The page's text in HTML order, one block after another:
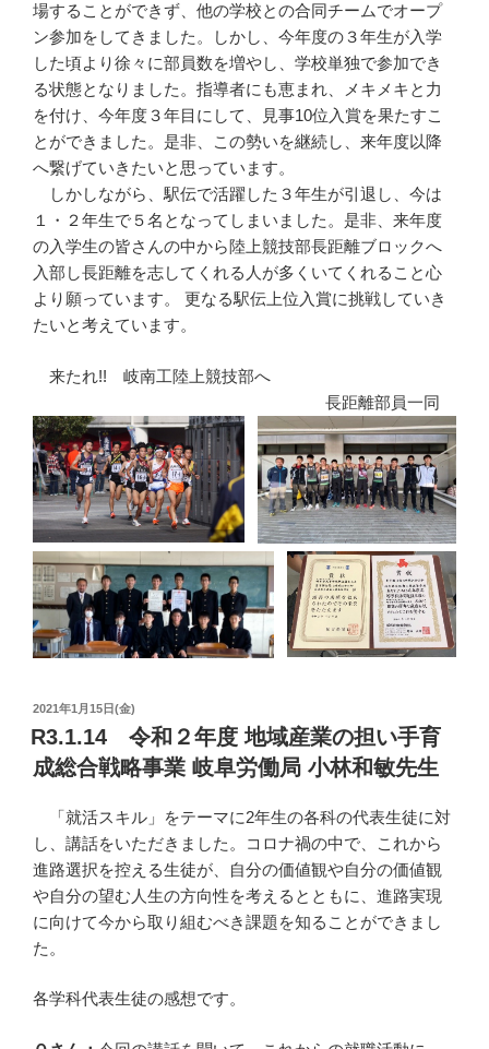
場することができず、他の学校との合同チームでオープ
ン参加をしてきました。しかし、今年度の３年生が入学
した頃より徐々に部員数を増やし、学校単独で参加でき
る状態となりました。指導者にも恵まれ、メキメキと力
を付け、今年度３年目にして、見事10位入賞を果たすこ
とができました。是非、この勢いを継続し、来年度以降
へ繋げていきたいと思っています。
しかしながら、駅伝で活躍した３年生が引退し、今は
１・２年生で５名となってしまいました。是非、来年度
の入学生の皆さんの中から陸上競技部長距離ブロックへ
入部し長距離を志してくれる人が多くいてくれること心
より願っています。 更なる駅伝上位入賞に挑戦していき
たいと考えています。
来たれ!! 岐南工陸上競技部へ
長距離部員一同
投
稿
日:
2021年1月15日(金)
R3.1.14 令和２年度 地域産業の担い手育
成総合戦略事業 岐阜労働局 小林和敏先生
「就活スキル」をテーマに2年生の各科の代表生徒に対
し、講話をいただきました。コロナ禍の中で、これから
進路選択を控える生徒が、自分の価値観や自分の価値観
や自分の望む人生の方向性を考えるとともに、進路実現
に向けて今から取り組むべき課題を知ることができまし
た。
各学科代表生徒の感想です。